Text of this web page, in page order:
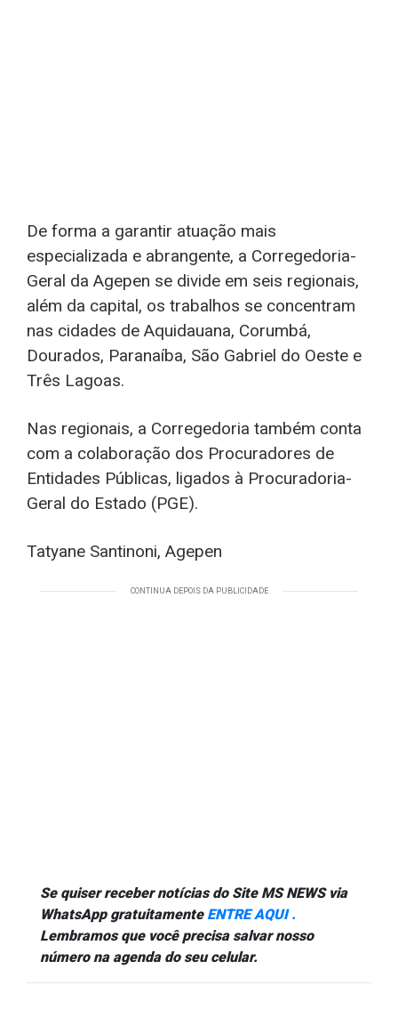
De forma a garantir atuação mais
especializada e abrangente, a Corregedoria-
Geral da Agepen se divide em seis regionais,
além da capital, os trabalhos se concentram
nas cidades de Aquidauana, Corumbá,
Dourados, Paranaíba, São Gabriel do Oeste e
Três Lagoas.
Nas regionais, a Corregedoria também conta
com a colaboração dos Procuradores de
Entidades Públicas, ligados à Procuradoria-
Geral do Estado (PGE).
Tatyane Santinoni, Agepen
CONTINUA DEPOIS DA PUBLICIDADE
Se quiser receber notícias do Site MS NEWS via
WhatsApp gratuitamente ENTRE AQUI .
Lembramos que você precisa salvar nosso
número na agenda do seu celular.